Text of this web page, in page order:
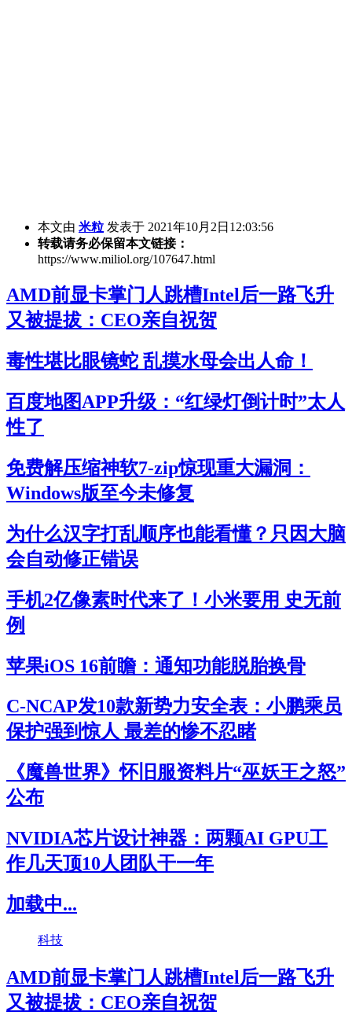
本文由 米粒 发表于 2021年10月2日12:03:56
转载请务必保留本文链接：
https://www.miliol.org/107647.html
AMD前显卡掌门人跳槽Intel后一路飞升
又被提拔：CEO亲自祝贺
毒性堪比眼镜蛇 乱摸水母会出人命！
百度地图APP升级：“红绿灯倒计时”太人
性了
免费解压缩神软7-zip惊现重大漏洞：
Windows版至今未修复
为什么汉字打乱顺序也能看懂？只因大脑
会自动修正错误
手机2亿像素时代来了！小米要用 史无前
例
苹果iOS 16前瞻：通知功能脱胎换骨
C-NCAP发10款新势力安全表：小鹏乘员
保护强到惊人 最差的惨不忍睹
《魔兽世界》怀旧服资料片“巫妖王之怒”
公布
NVIDIA芯片设计神器：两颗AI GPU工
作几天顶10人团队干一年
加载中...
科技
AMD前显卡掌门人跳槽Intel后一路飞升
又被提拔：CEO亲自祝贺